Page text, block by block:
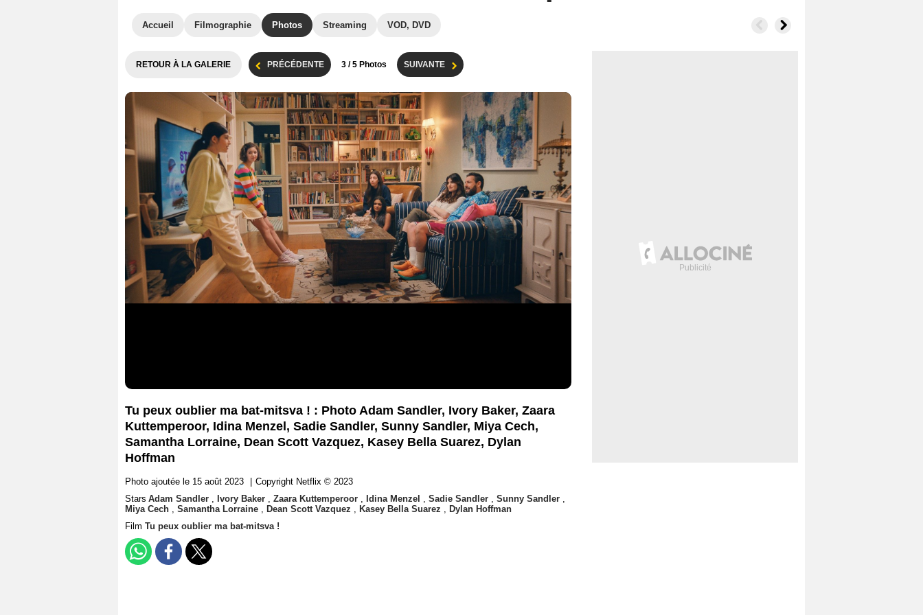
Accueil Filmographie Photos Streaming VOD, DVD
RETOUR À LA GALERIE PRÉCÉDENTE 3 / 5 Photos SUIVANTE
Tu peux oublier ma bat-mitsva ! : Photo Adam Sandler, Ivory Baker, Zaara
Kuttemperoor, Idina Menzel, Sadie Sandler, Sunny Sandler, Miya Cech,
Samantha Lorraine, Dean Scott Vazquez, Kasey Bella Suarez, Dylan
Hoffman
Photo ajoutée le 15 août 2023
Copyright Netflix © 2023
Stars Adam Sandler , Ivory Baker , Zaara Kuttemperoor , Idina Menzel , Sadie Sandler , Sunny Sandler ,
Miya Cech , Samantha Lorraine , Dean Scott Vazquez , Kasey Bella Suarez , Dylan Hoffman
Film Tu peux oublier ma bat-mitsva !